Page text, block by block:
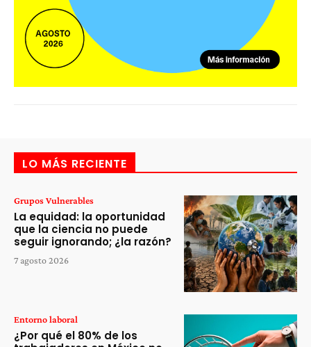
LO MÁS RECIENTE
Grupos Vulnerables
La equidad: la oportunidad
que la ciencia no puede
seguir ignorando; ¿la razón?
7 agosto 2026
Entorno laboral
¿Por qué el 80% de los